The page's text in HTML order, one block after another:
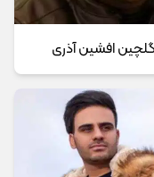
گلچین افشین آذری